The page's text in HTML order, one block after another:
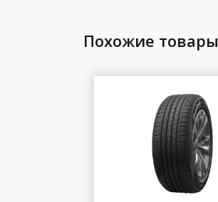
Похожие товары